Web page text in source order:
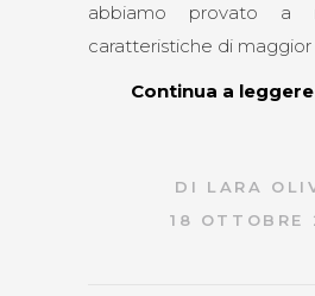
abbiamo provato a
caratteristiche di maggior
Continua a
DI LARA
18 OTTOBRE